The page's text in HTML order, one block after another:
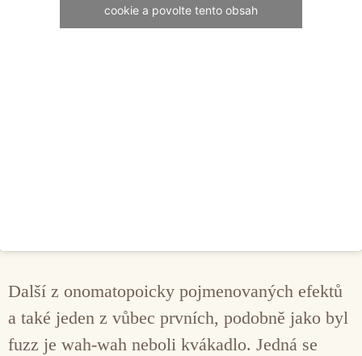
cookie a povolte tento obsah
Další z onomatopoicky pojmenovaných efektů
a také jeden z vůbec prvních, podobně jako byl
fuzz je wah-wah neboli kvákadlo. Jedná se